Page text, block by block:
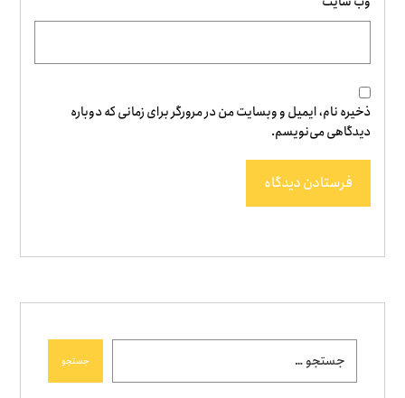
ذخیره نام، ایمیل و وبسایت من در مرورگر برای زمانی که دوباره
دیدگاهی می‌نویسم.
فرستادن دیدگاه
جستجو